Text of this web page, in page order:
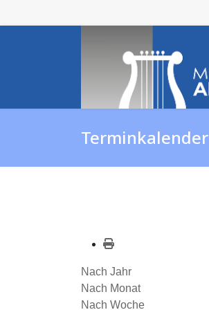
Terminkalender
Nach Jahr
Nach Monat
Nach Woche